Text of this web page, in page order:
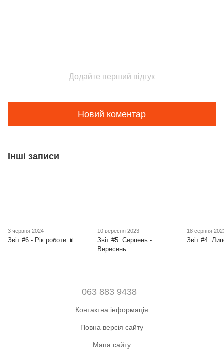
Додайте перший відгук
Новий коментар
Інші записи
3 червня 2024
Звіт #6 - Рік роботи 📊
10 вересня 2023
Звіт #5. Серпень -
Вересень
18 серпня
Звіт #4.
063 883 9438
Контактна інформація
Повна версія сайту
Мапа сайту